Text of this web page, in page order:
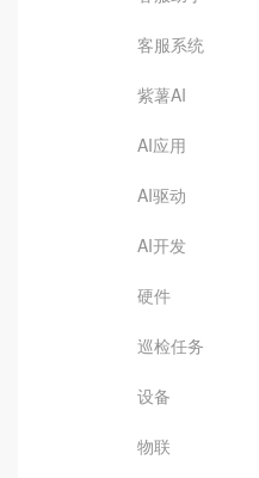
客服系统
紫薯AI
AI应用
AI驱动
AI开发
硬件
巡检任务
设备
物联